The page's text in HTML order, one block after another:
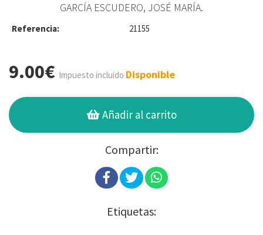
GARCÍA ESCUDERO, JOSÉ MARÍA.
Referencia: 21155
9.00€ Impuesto incluido Disponible
Añadir al carrito
Compartir:
Etiquetas: